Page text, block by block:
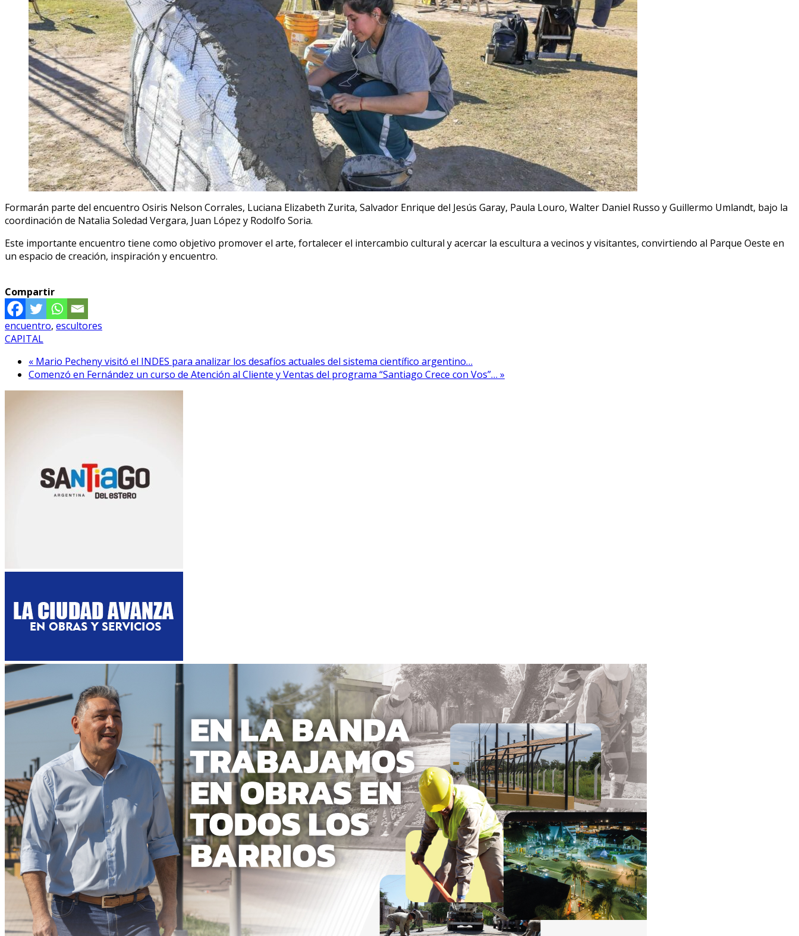
Formarán parte del encuentro Osiris Nelson Corrales, Luciana Elizabeth Zurita, Salvador Enrique del Jesús Garay, Paula Louro, Walter Daniel Russo y Guillermo Umlandt, bajo la
coordinación de Natalia Soledad Vergara, Juan López y Rodolfo Soria.
Este importante encuentro tiene como objetivo promover el arte, fortalecer el intercambio cultural y acercar la escultura a vecinos y visitantes, convirtiendo al Parque Oeste en
un espacio de creación, inspiración y encuentro.
Compartir
encuentro, escultores
CAPITAL
« Mario Pecheny visitó el INDES para analizar los desafíos actuales del sistema científico argentino…
Comenzó en Fernández un curso de Atención al Cliente y Ventas del programa “Santiago Crece con Vos”… »